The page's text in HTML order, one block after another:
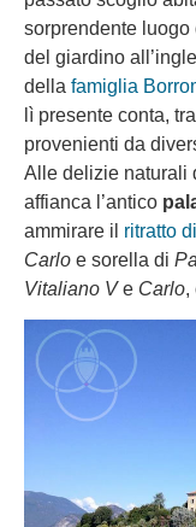
sorprendente luogo
del giardino
della famiglia
lì presente conta,
provenienti da
Alle delizie naturali
affianca l’antico
ammirare il ritratto
Carlo e sorella di
Vitaliano Ve Carlo,